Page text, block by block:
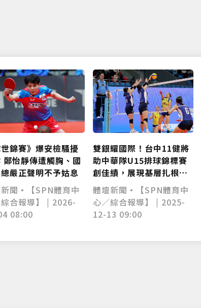
錦賽》爆安檢騷擾
鄭怡靜傳遭觸胸、國
嚴正聲明不予姑息
聞•【SPN體育中
合報導】 | 2026-
08:00
雙銀耀國際！台中11健將
助中華隊U15排球錦標賽
創佳績，展現基層扎根成
果！
體壇新聞•【SPN體育中
心／綜合報導】 | 2025-
12-13 09:00
僅必需的Cookies